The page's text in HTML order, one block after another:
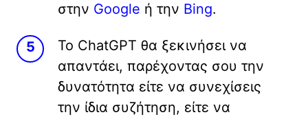
στην Google ή την Bing.
Το ChatGPT θα ξεκινήσει να
απαντάει, παρέχοντας σου την
δυνατότητα είτε να συνεχίσεις
την ίδια συζήτηση, είτε να